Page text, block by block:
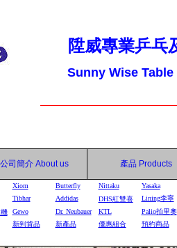
陞威專業乒乓
Sunny Wise
公司簡介 About us 產品 Products
Xiom Butterfly Nittaku
Yasaka
Tibhar Addidas DHS紅雙喜
Lining李寧
Gewo Dr. Neubauer KTL
Palio拍里奧
新到貨品 新產品 優惠組合 預約商品